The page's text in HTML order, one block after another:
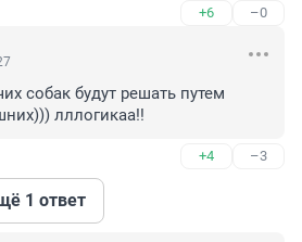
+6 –0
собак будут решать путем
лллогикаа!!
+4 –3
1 ответ